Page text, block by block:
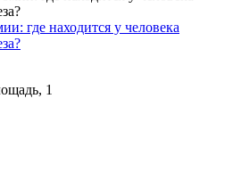
где находится у человека
1